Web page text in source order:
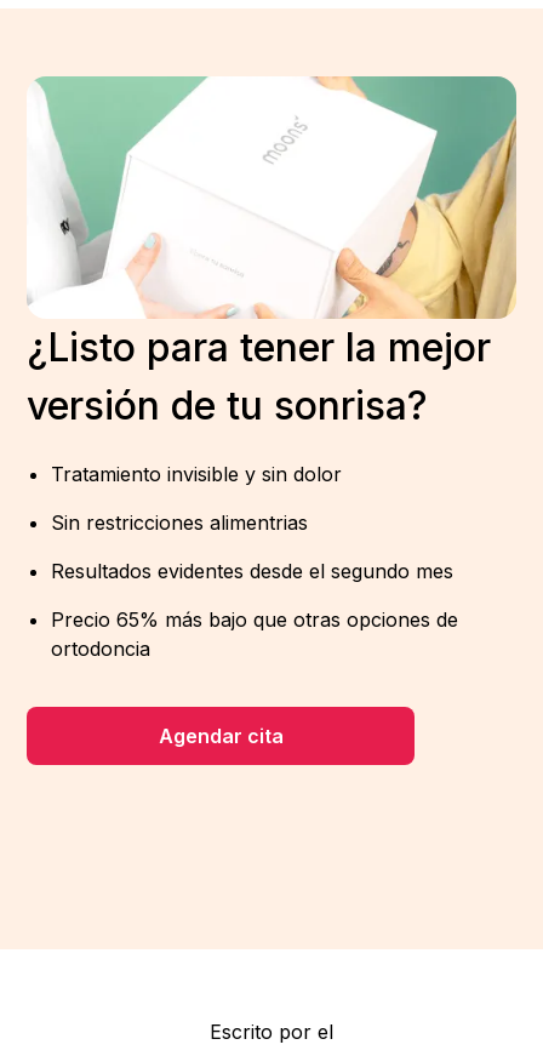
¿Listo para tener la mejor
versión de tu sonrisa?
Tratamiento invisible y sin dolor
Sin restricciones alimentrias
Resultados evidentes desde el segundo mes
Precio 65% más bajo que otras opciones de
ortodoncia
Agendar cita
Escrito por el